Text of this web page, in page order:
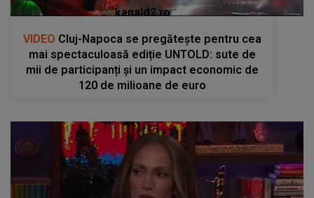
kanald2.ro
VIDEO Cluj-Napoca se pregătește pentru cea
mai spectaculoasă ediție UNTOLD: sute de
mii de participanți și un impact economic de
120 de milioane de euro